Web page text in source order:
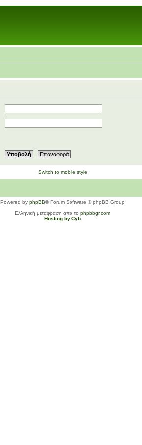
Switch to mobile style
Powered by phpBB® Forum Software © phpBB Group
Ελληνική μετάφραση από το phpbbgr.com
Hosting by Cyb